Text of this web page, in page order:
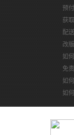
预
获
配
改
如
免
如
如